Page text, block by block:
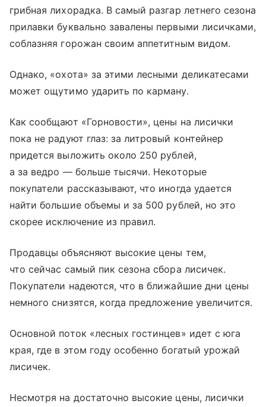
грибная лихорадка. В самый разгар летнего сезона
прилавки буквально завалены первыми лисичками,
соблазняя горожан своим аппетитным видом.
Однако, «охота» за этими лесными деликатесами
может ощутимо ударить по карману.
Как сообщают «Горновости», цены на лисички
пока не радуют глаз: за литровый контейнер
придется выложить около 250 рублей,
а за ведро — больше тысячи. Некоторые
покупатели рассказывают, что иногда удается
найти большие объемы и за 500 рублей, но это
скорее исключение из правил.
Продавцы объясняют высокие цены тем,
что сейчас самый пик сезона сбора лисичек.
Покупатели надеются, что в ближайшие дни цены
немного снизятся, когда предложение увеличится.
Основной поток «лесных гостинцев» идет с юга
края, где в этом году особенно богатый урожай
лисичек.
Несмотря на достаточно высокие цены, лисички